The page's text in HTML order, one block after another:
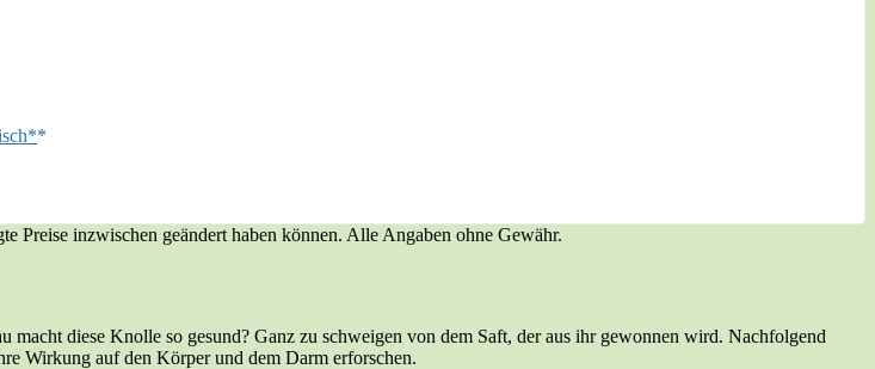
Preise inzwischen geändert haben können. Alle Angaben ohne Gewähr.
diese Knolle so gesund? Ganz zu schweigen von dem Saft, der aus ihr gewonnen wird. Nachfolgend
Wirkung auf den Körper und dem Darm erforschen.